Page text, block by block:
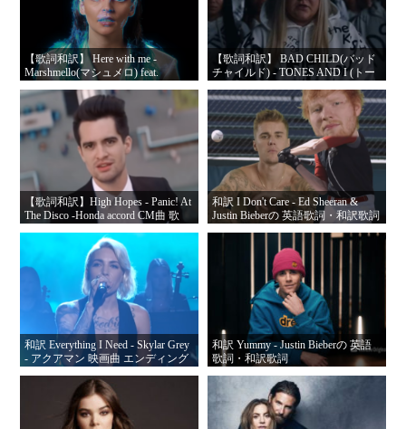
【歌詞和訳】 Here with me -
Marshmello(マシュメロ) feat.
日本語歌詞
【歌詞和訳】 BAD CHILD(バッド
チャイルド) - TONES AND I (トー
詞
【歌詞和訳】High Hopes - Panic! At
The Disco -Honda accord CM曲 歌
和訳 I Don't Care - Ed Sheeran &
Justin Bieberの 英語歌詞・和訳歌詞
和訳 Everything I Need - Skylar Grey
- アクアマン 映画曲 エンディング
和訳 Yummy - Justin Bieberの 英語
歌詞・和訳歌詞